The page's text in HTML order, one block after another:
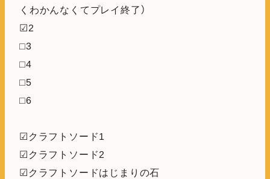
くわかんなくてプレイ終了）
☑2
□3
□4
□5
□6
☑クラフトソード1
☑クラフトソード2
☑クラフトソードはじまりの石